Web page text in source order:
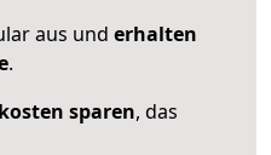
aus und erhalten
.
sparen, das